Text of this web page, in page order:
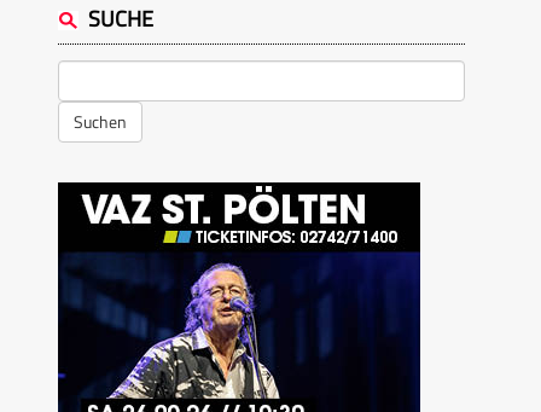
SUCHE
Suchen